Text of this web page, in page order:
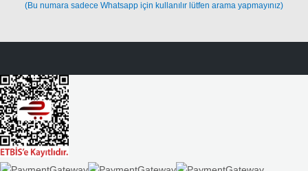
(Bu numara sadece Whatsapp için kullanılır lütfen arama yapmayınız)